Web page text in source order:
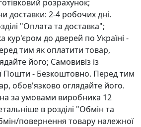
розрахунок;
доставки: 2-4 робочих дні.
"Оплата та доставка";
кур'єром до дверей по Україні -
тим як оплатити товар,
його; Самовивіз із
Пошти - Безкоштовно. Перед тим
обов'язково оглядайте його.
за умовами виробника 12
в розділі "Oбмін та
повернення товару належної